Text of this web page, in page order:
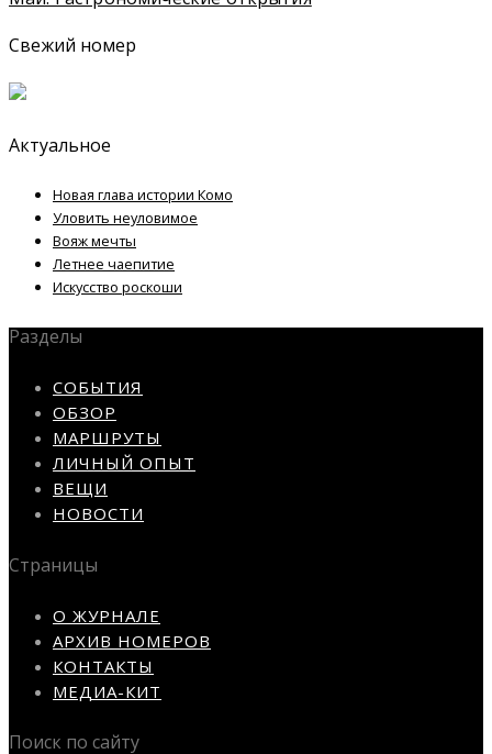
Свежий номер
Актуальное
Новая глава истории Комо
Уловить неуловимое
Вояж мечты
Летнее чаепитие
Искусство роскоши
Разделы
СОБЫТИЯ
ОБЗОР
МАРШРУТЫ
ЛИЧНЫЙ ОПЫТ
ВЕЩИ
НОВОСТИ
Страницы
О ЖУРНАЛЕ
АРХИВ НОМЕРОВ
КОНТАКТЫ
МЕДИА-КИТ
Поиск по сайту